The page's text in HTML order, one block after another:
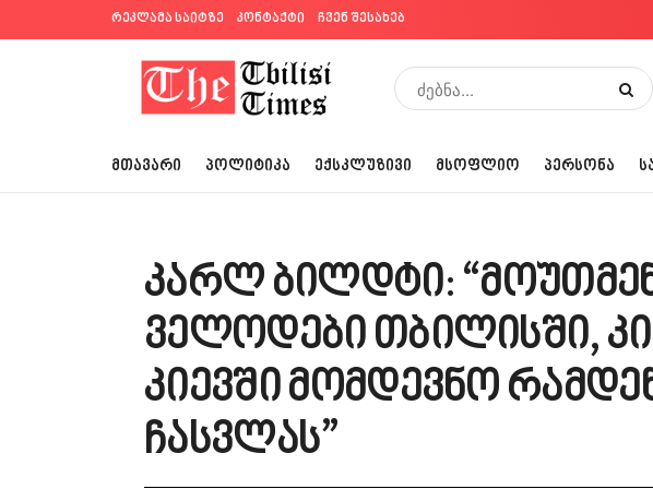
რეკლამა საიტზე კონტაქტი ჩვენ შესახებ
ᲛᲗᲐᲕᲐᲠᲘ ᲞᲝᲚᲘᲢᲘᲙᲐ ᲔᲥᲡᲙᲚᲣᲖᲘᲕᲘ ᲛᲡᲝᲤᲚᲘᲝ ᲞᲔᲠᲡᲝᲜᲐ
კარლ ბილდტი:
ველოდები თბილისში,
კიევში მომდევნო
ჩასვლას”